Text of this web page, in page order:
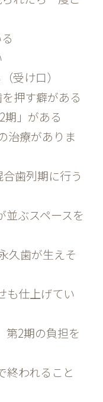
受け口）
押す癖がある
」がある
治療がありま
合歯列期に行う
ぶスペースを
久歯が生えそ
も仕上げてい
第2期の負担を
終われること